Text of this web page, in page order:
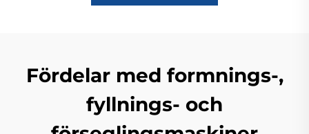
Fördelar med formnings-,
fyllnings- och